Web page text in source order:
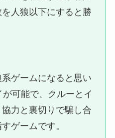
人狼以下にすると勝
ゲームになると思い
可能で、クルーとイ
力と裏切りで騙し合
ゲームです。